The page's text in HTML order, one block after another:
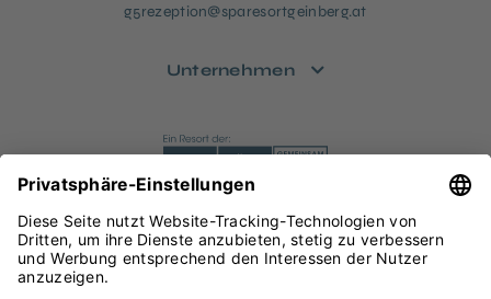
g5rezeption@sparesortgeinberg.at
Unternehmen